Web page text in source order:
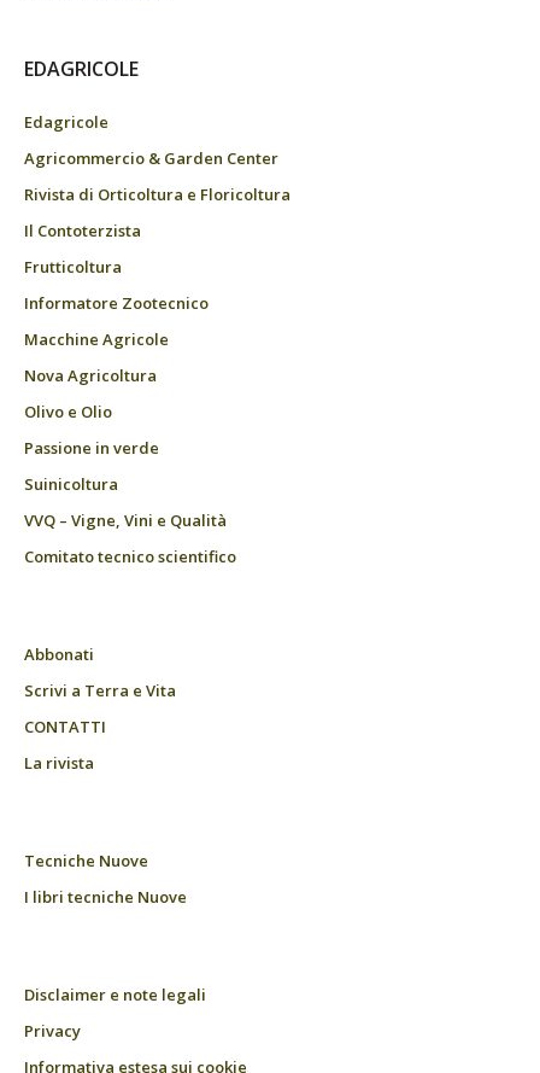
EDAGRICOLE
Edagricole
Agricommercio & Garden Center
Rivista di Orticoltura e Floricoltura
Il Contoterzista
Frutticoltura
Informatore Zootecnico
Macchine Agricole
Nova Agricoltura
Olivo e Olio
Passione in verde
Suinicoltura
VVQ – Vigne, Vini e Qualità
Comitato tecnico scientifico
Abbonati
Scrivi a Terra e Vita
CONTATTI
La rivista
Tecniche Nuove
I libri tecniche Nuove
Disclaimer e note legali
Privacy
Informativa estesa sui cookie